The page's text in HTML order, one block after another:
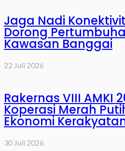
Jaga Nadi
Dorong
Kawasan Banggai
22 Juli 2026
Rakernas VIII AMKI
Koperasi Merah
Ekonomi
30 Juli 2026